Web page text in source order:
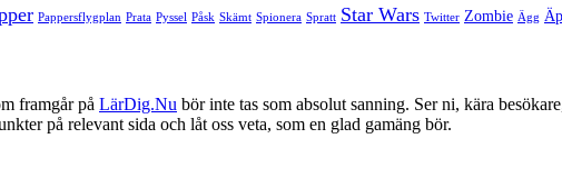
Pappersflygplan Prata Pyssel Påsk Skämt Spionera Spratt Star Wars Twitter Zombie Ägg
framgår på LärDig.Nu bör inte tas som absolut sanning. Ser ni, kära
på relevant sida och låt oss veta, som en glad gamäng bör.